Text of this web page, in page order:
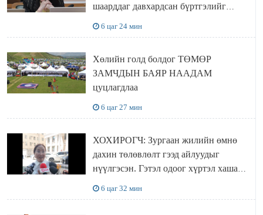
шаарддаг давхардсан бүртгэлийг
6 цаг 24 мин
Хөлийн голд болдог ТӨМӨР
ЗАМЧДЫН БАЯР НААДАМ
цуцлагдлаа
6 цаг 27 мин
ХОХИРОГЧ: Зургаан жилийн өмнө
дахин төлөвлөлт гээд айлуудыг
нүүлгэсэн. Гэтэл одоог хүртэл хашаа
6 цаг 32 мин